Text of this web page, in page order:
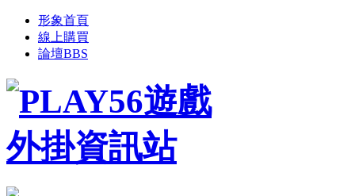
形象首頁
線上購買
論壇BBS